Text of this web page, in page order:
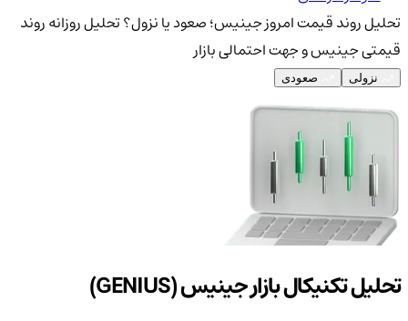
تحلیل روند قیمت امروز جینیس؛ صعود یا نزول؟تحلیل روزانه روند
قیمتی جینیس و جهت احتمالی بازار
نزولی صعودی
تحلیل تکنیکال بازار جینیس (GENIUS)